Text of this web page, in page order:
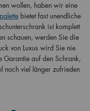
wollen, haben wir eine
bietet fast unendliche
ist komplett
schauen, werden Sie die
von Luxus wird Sie nie
Garantie auf den Schrank,
noch viel länger zufrieden